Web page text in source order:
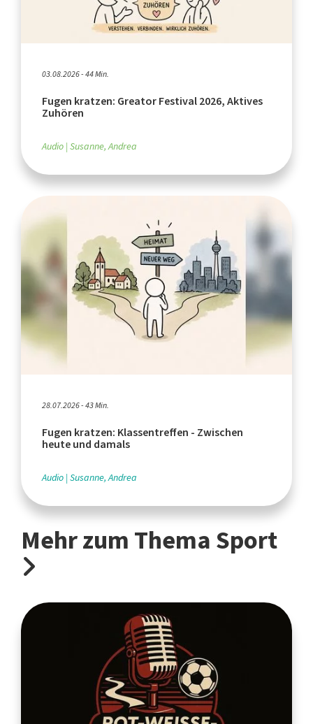
03.08.2026 - 44 Min.
Fugen kratzen: Greator Festival 2026, Aktives
Zuhören
Audio Susanne, Andrea
28.07.2026 - 43 Min.
Fugen kratzen: Klassentreffen - Zwischen
heute und damals
Audio Susanne, Andrea
Mehr zum Thema Sport